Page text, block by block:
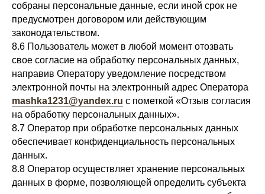
собраны персональные данные, если иной срок не
предусмотрен договором или действующим
законодательством.
8.6 Пользователь может в любой момент отозвать
свое согласие на обработку персональных данных,
направив Оператору уведомление посредством
электронной почты на электронный адрес Оператора
mashka1231@yandex.ru с пометкой «Отзыв согласия
на обработку персональных данных».
8.7 Оператор при обработке персональных данных
обеспечивает конфиденциальность персональных
данных.
8.8 Оператор осуществляет хранение персональных
данных в форме, позволяющей определить субъекта